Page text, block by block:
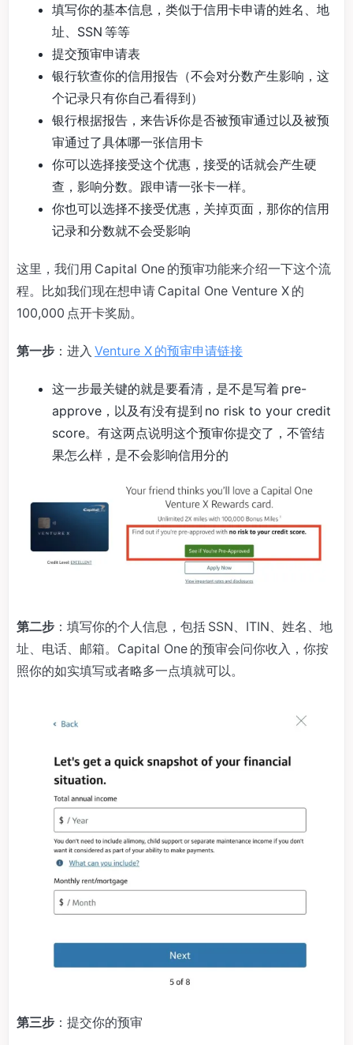
填写你的基本信息，类似于信用卡申请的姓名、地
址、SSN 等等
提交预审申请表
银行软查你的信用报告（不会对分数产生影响，这
个记录只有你自己看得到）
银行根据报告，来告诉你是否被预审通过以及被预
审通过了具体哪一张信用卡
你可以选择接受这个优惠，接受的话就会产生硬
查，影响分数。跟申请一张卡一样。
你也可以选择不接受优惠，关掉页面，那你的信用
记录和分数就不会受影响
这里，我们用 Capital One 的预审功能来介绍一下这个流
程。比如我们现在想申请 Capital One Venture X 的
100,000 点开卡奖励。
第一步 ：进入 Venture X 的预审申请链接
这一步最关键的就是要看清，是不是写着 pre-
approve，以及有没有提到 no risk to your credit
score。有这两点说明这个预审你提交了，不管结
果怎么样，是不会影响信用分的
第二步 ：填写你的个人信息，包括 SSN、ITIN、姓名、地
址、电话、邮箱。Capital One 的预审会问你收入，你按
照你的如实填写或者略多一点填就可以。
第三步 ：提交你的预审